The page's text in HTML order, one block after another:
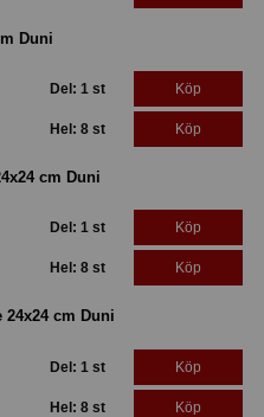
Duni
Del: 1 st Köp
Hel: 8 st Köp
cm Duni
Del: 1 st Köp
Hel: 8 st Köp
24x24 cm Duni
Del: 1 st Köp
Hel: 8 st Köp